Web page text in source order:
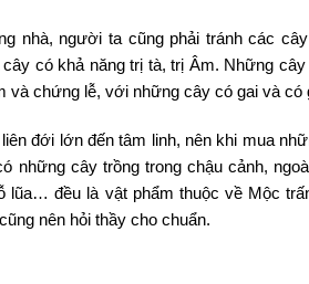
nhà, người ta cũng phải tránh các
có khả năng trị tà, trị Âm. Những
và chứng lễ, với những cây có gai và có
đới lớn đến tâm linh, nên khi mua
những cây trồng trong chậu cảnh,
lũa… đều là vật phẩm thuộc về Mộc
nên hỏi thầy cho chuẩn.